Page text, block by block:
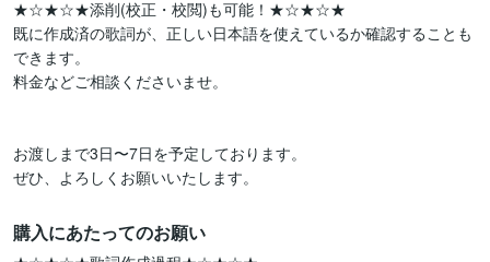
★☆★☆★添削(校正・校閲)も可能！★☆★☆★
既に作成済の歌詞が、正しい日本語を使えているか確認することも
できます。
料金などご相談くださいませ。
お渡しまで3日〜7日を予定しております。
ぜひ、よろしくお願いいたします。
購入にあたってのお願い